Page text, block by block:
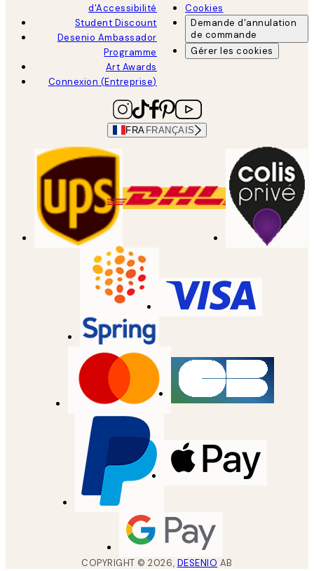
d'Accessibilité
Student Discount
Desenio Ambassador
Programme
Art Awards
Connexion (Entreprise)
Cookies
Demande d'annulation
de commande
Gérer les cookies
FRA FRANÇAIS
COPYRIGHT ©2026, DESENIO AB